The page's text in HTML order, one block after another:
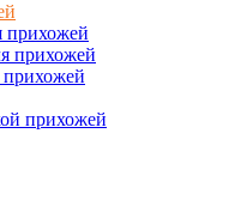
прихожей
прихожей